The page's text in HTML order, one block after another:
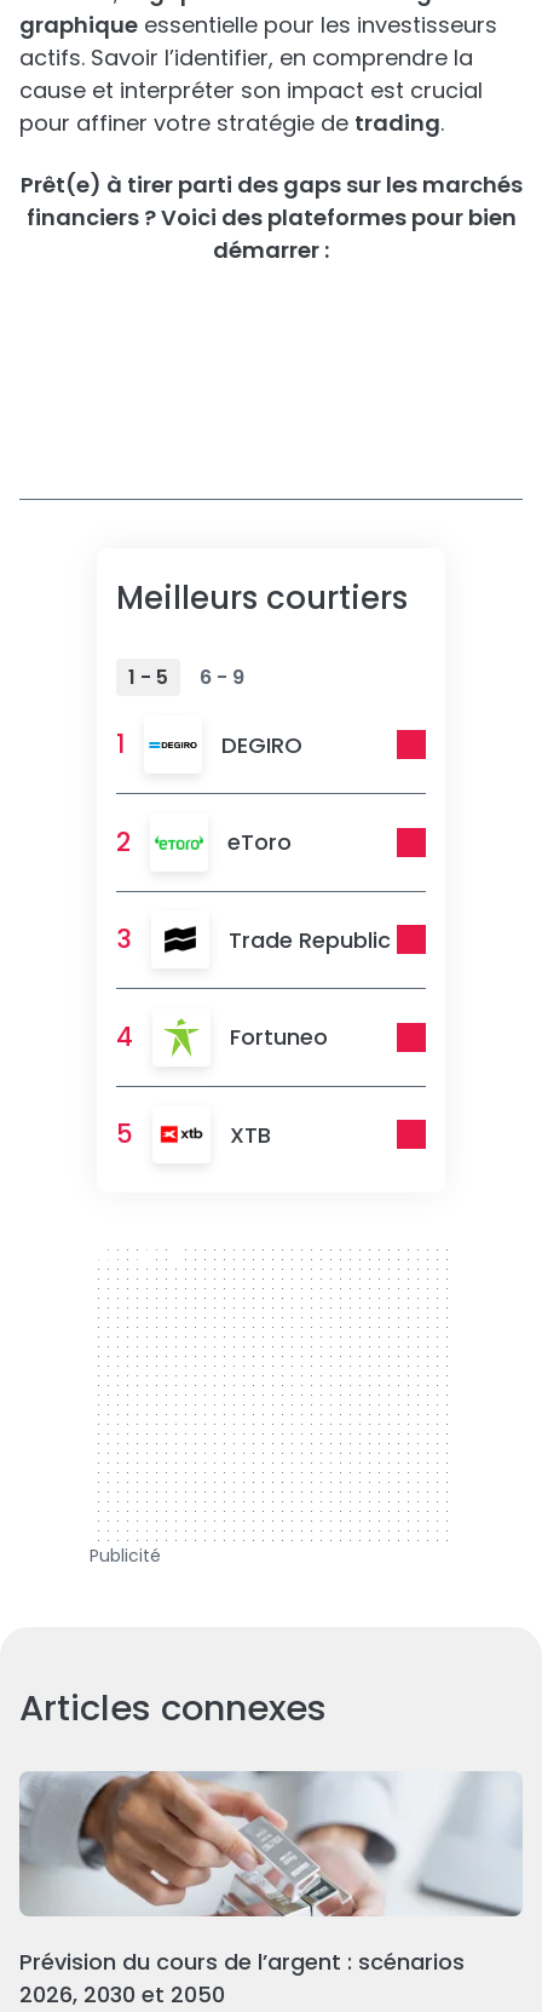
graphique essentielle pour les investisseurs
actifs. Savoir l’identifier, en comprendre la
cause et interpréter son impact est crucial
pour affiner votre stratégie de trading.
Prêt(e) à tirer parti des gaps sur les marchés
financiers ? Voici des plateformes pour bien
démarrer :
Meilleurs courtiers
1 - 5 6 - 9
1 DEGIRO
2 eToro
3 Trade Republic
4 Fortuneo
5 XTB
300 x 250
Publicité
Articles connexes
Prévision du cours de l’argent : scénarios
2026, 2030 et 2050